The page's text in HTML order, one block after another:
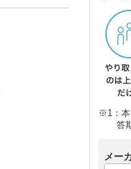
※1：本
答
メー